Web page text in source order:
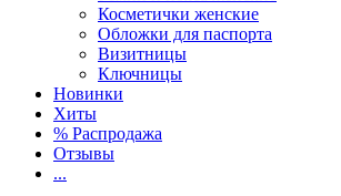
Косметички женские
Обложки для паспорта
Визитницы
Ключницы
Новинки
Хиты
% Распродажа
Отзывы
...